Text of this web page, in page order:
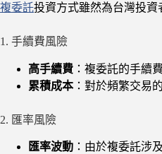
複委託投資方式雖然為台灣投
1. 手續費風險
高手續費 ：複委託的手續
累積成本：對於頻繁交易
2. 匯率風險
匯率波動 ：由於複委託涉